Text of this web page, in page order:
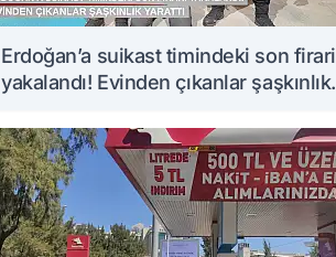
Erdoğan’a suikast timindeki son firari
yakalandı! Evinden çıkanlar şaşkınlık